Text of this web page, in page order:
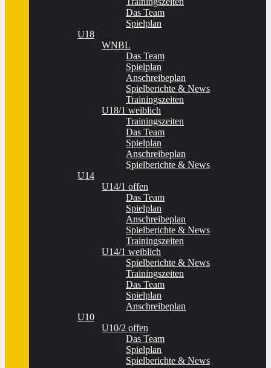
Das Team
Spielplan
U18
WNBL
Das Team
Spielplan
Anschreibeplan
Spielberichte & News
Trainingszeiten
U18/1 weiblich
Trainingszeiten
Das Team
Spielplan
Anschreibeplan
Spielberichte & News
U14
U14/1 offen
Das Team
Spielplan
Anschreibeplan
Spielberichte & News
Trainingszeiten
U14/1 weiblich
Spielberichte & News
Trainingszeiten
Das Team
Spielplan
Anschreibeplan
U10
U10/2 offen
Das Team
Spielplan
Spielberichte & News